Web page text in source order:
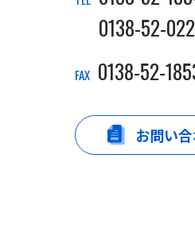
0138-52-
FAX 0138-52-
お問い